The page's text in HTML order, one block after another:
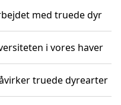
med truede dyr
i vores haver
truede dyrearter